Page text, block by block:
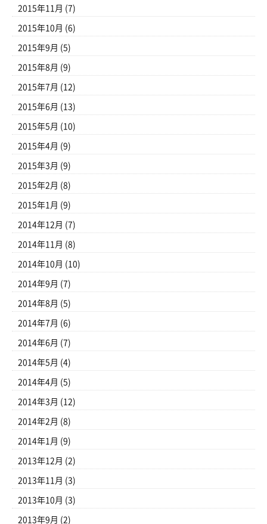
2015年11月 (7)
2015年10月 (6)
2015年9月 (5)
2015年8月 (9)
2015年7月 (12)
2015年6月 (13)
2015年5月 (10)
2015年4月 (9)
2015年3月 (9)
2015年2月 (8)
2015年1月 (9)
2014年12月 (7)
2014年11月 (8)
2014年10月 (10)
2014年9月 (7)
2014年8月 (5)
2014年7月 (6)
2014年6月 (7)
2014年5月 (4)
2014年4月 (5)
2014年3月 (12)
2014年2月 (8)
2014年1月 (9)
2013年12月 (2)
2013年11月 (3)
2013年10月 (3)
2013年9月 (2)